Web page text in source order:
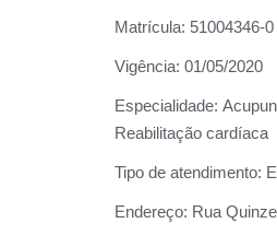
Matrícula: 51004346-0
Vigência: 01/05/2020
Especialidade:
Reabilitação cardíaca
Tipo de atendimento:
Endereço: Rua